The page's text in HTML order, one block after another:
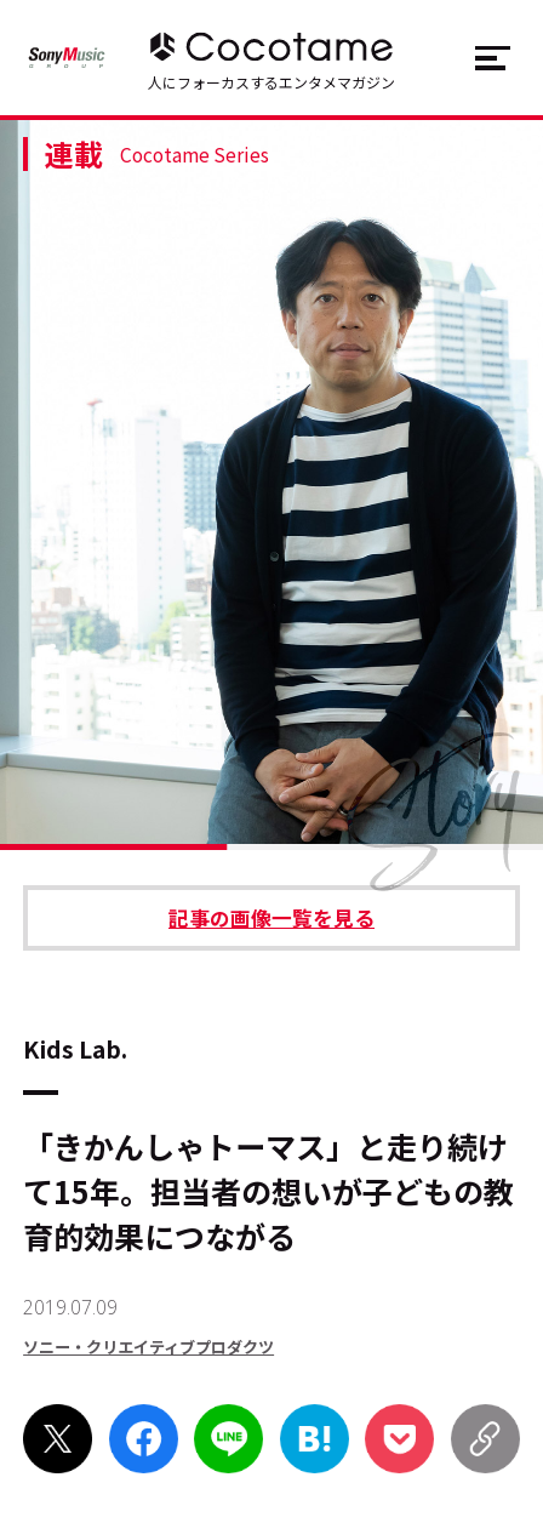
トップ Top
#エンタメ業界のちょっといい話
#サステナブルな取り組み #スタッフが語る
#リクルート
運営会社 プライバシーポリシー
本サイトご利用にあたって Cookie Settings
JP EN
人にフォーカスするエンタメマガジン
連載 Cocotame Series
記事の画像一覧を見る
Kids Lab.
「きかんしゃトーマス」と走り続け
て15年。担当者の想いが子どもの教
育的効果につながる
2019.07.09
ソニー・クリエイティブプロダクツ